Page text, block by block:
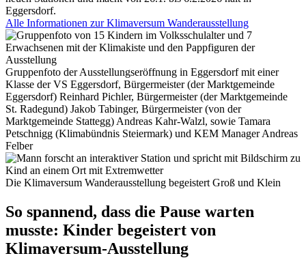
Eggersdorf.
Alle Informationen zur Klimaversum Wanderausstellung
Gruppenfoto der Ausstellungseröffnung in Eggersdorf mit einer
Klasse der VS Eggersdorf, Bürgermeister (der Marktgemeinde
Eggersdorf) Reinhard Pichler, Bürgermeister (der Marktgemeinde
St. Radegund) Jakob Tabinger, Bürgermeister (von der
Marktgemeinde Stattegg) Andreas Kahr-Walzl, sowie Tamara
Petschnigg (Klimabündnis Steiermark) und KEM Manager Andreas
Felber
Die Klimaversum Wanderausstellung begeistert Groß und Klein
So spannend, dass die Pause warten
musste: Kinder begeistert von
Klimaversum-Ausstellung